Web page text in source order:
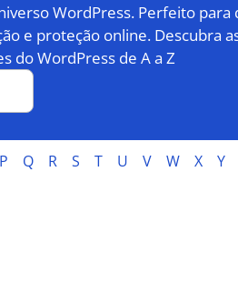
WordPress. Perfeito
e proteção online. Descubra
do WordPress de A a Z
P Q R S T U V W X Y